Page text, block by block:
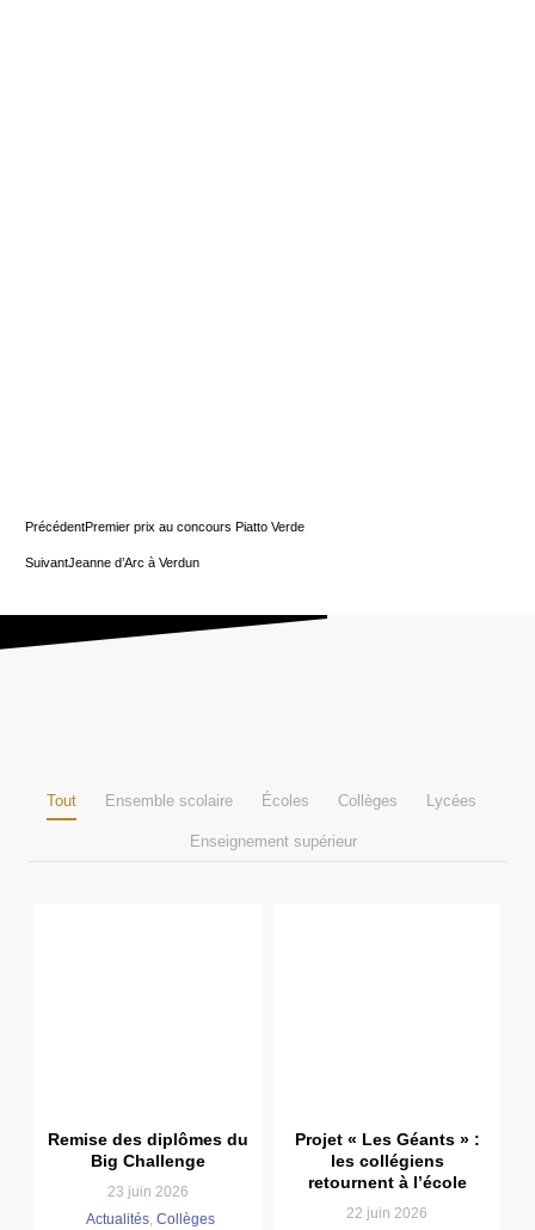
PrécédentPremier prix au concours Piatto Verde
SuivantJeanne d’Arc à Verdun
Tout Ensemble scolaire Écoles Collèges Lycées
Enseignement supérieur
Remise des diplômes du
Big Challenge
23 juin 2026
Actualités, Collèges
Projet « Les Géants » :
les collégiens
retournent à l’école
22 juin 2026